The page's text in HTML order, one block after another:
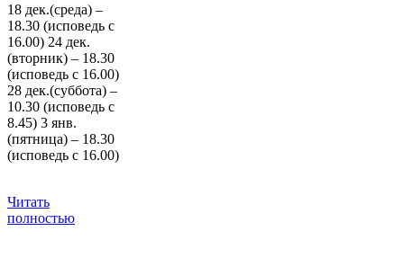
18 дек.(среда) –
18.30 (исповедь с
16.00) 24 дек.
(вторник) – 18.30
(исповедь с 16.00)
28 дек.(суббота) –
10.30 (исповедь с
8.45) 3 янв.
(пятница) – 18.30
(исповедь с 16.00)
Читать
полностью